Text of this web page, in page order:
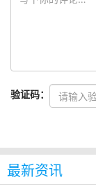
验证码：
最新资讯